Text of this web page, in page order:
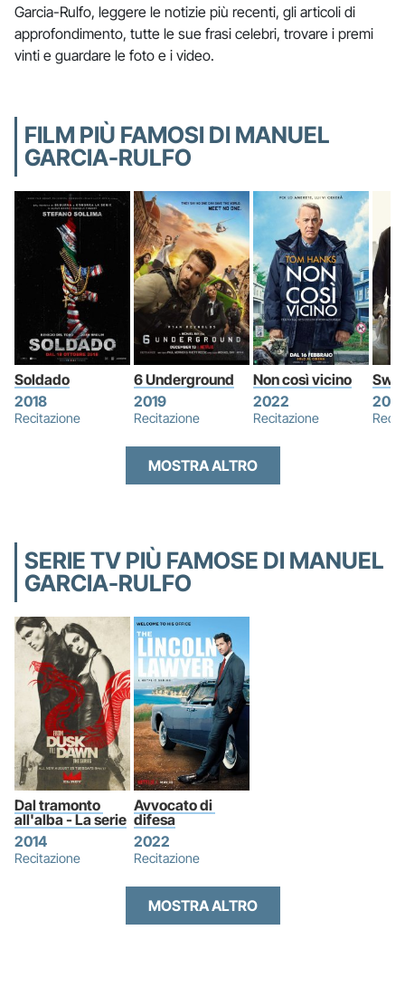
Garcia-Rulfo, leggere le notizie più recenti, gli articoli di
approfondimento, tutte le sue frasi celebri, trovare i premi
vinti e guardare le foto e i video.
FILM PIÙ FAMOSI DI MANUEL
GARCIA-RULFO
Soldado
2018
Recitazione
6 Underground
2019
Recitazione
Non così vicino
2022
Recitazione
2021
MOSTRA ALTRO
SERIE TV PIÙ FAMOSE DI MANUEL
GARCIA-RULFO
Dal tramonto
all'alba - La serie
2014
Recitazione
Avvocato di
difesa
2022
Recitazione
MOSTRA ALTRO